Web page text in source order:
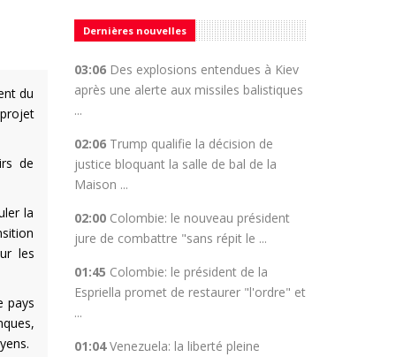
du
de
la
les
pays
Dernières nouvelles
03:06 Des explosions entendues à Kiev
après une alerte aux missiles balistiques
...
02:06 Trump qualifie la décision de
justice bloquant la salle de bal de la
Maison ...
02:00 Colombie: le nouveau président
jure de combattre "sans répit le ...
01:45 Colombie: le président de la
Espriella promet de restaurer "l'ordre" et
...
01:04 Venezuela: la liberté pleine